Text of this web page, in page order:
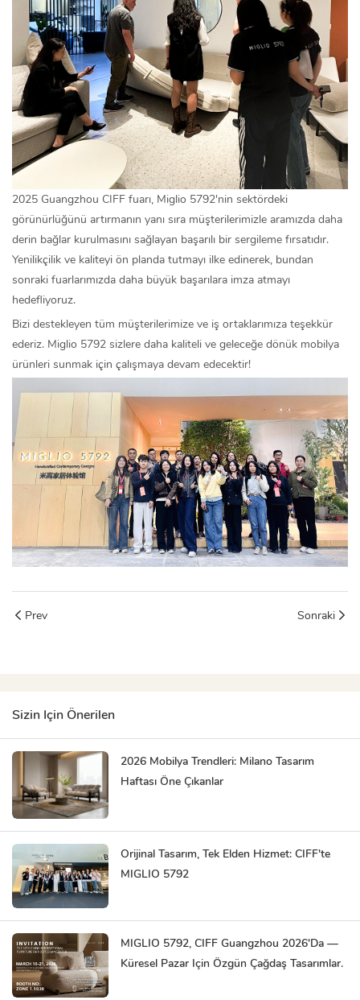
2025 Guangzhou CIFF fuarı, Miglio 5792'nin sektördeki
görünürlüğünü artırmanın yanı sıra müşterilerimizle aramızda daha
derin bağlar kurulmasını sağlayan başarılı bir sergileme fırsatıdır.
Yenilikçilik ve kaliteyi ön planda tutmayı ilke edinerek, bundan
sonraki fuarlarımızda daha büyük başarılara imza atmayı
hedefliyoruz.
Bizi destekleyen tüm müşterilerimize ve iş ortaklarımıza teşekkür
ederiz. Miglio 5792 sizlere daha kaliteli ve geleceğe dönük mobilya
ürünleri sunmak için çalışmaya devam edecektir!
Prev Sonraki
Sizin Için Önerilen
2026 Mobilya Trendleri: Milano Tasarım
Haftası Öne Çıkanlar
Orijinal Tasarım, Tek Elden Hizmet: CIFF'te
MIGLIO 5792
MIGLIO 5792, CIFF Guangzhou 2026'da —
Küresel Pazar Için Özgün Çağdaş Tasarımlar.